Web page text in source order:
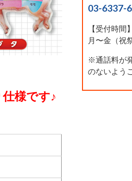
様です♪
03-6337-
【受付時
月〜金（祝
※通話料が
のないよう